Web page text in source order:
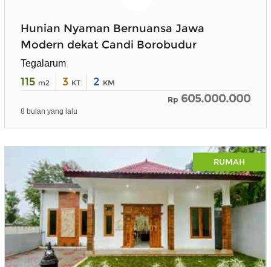
Hunian Nyaman Bernuansa Jawa
Modern dekat Candi Borobudur
Tegalarum
115 m2 3 KT 2 KM
Rp 605.000.000
8 bulan yang lalu
RUMAH